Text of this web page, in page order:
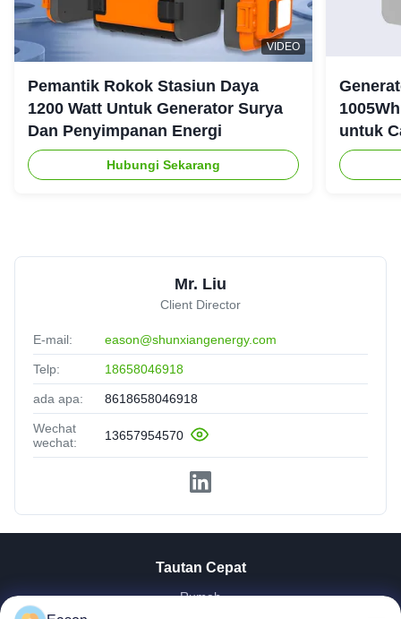
VIDEO
Pemantik Rokok Stasiun Daya
1200 Watt Untuk Generator Surya
Dan Penyimpanan Energi
Hubungi Sekarang
untuk
Mr. Liu
Client Director
E-mail: eason@shunxiangenergy.com
Telp: 18658046918
ada apa: 8618658046918
Wechat
wechat:
13657954570
Tautan Cepat
Rumah